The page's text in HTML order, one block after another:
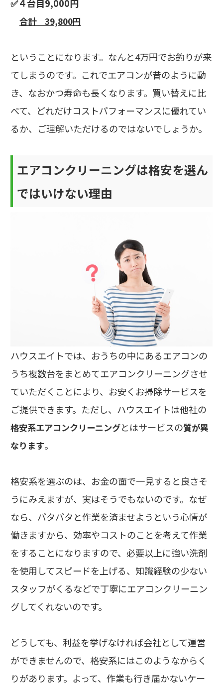
✅４台目9,000円
合計 39,800円
ということになります。なんと4万円でお釣りが来
てしまうのです。これでエアコンが昔のように動
き、なおかつ寿命も長くなります。買い替えに比
べて、どれだけコストパフォーマンスに優れてい
るか、ご理解いただけるのではないでしょうか。
エアコンクリーニングは格安を選ん
ではいけない理由
ハウスエイトでは、おうちの中にあるエアコンの
うち複数台をまとめてエアコンクリーニングさせ
ていただくことにより、お安くお掃除サービスを
ご提供できます。ただし、ハウスエイトは他社の
格安系エアコンクリーニングとはサービスの質が異
なります。
格安系を選ぶのは、お金の面で一見すると良さそ
うにみえますが、実はそうでもないのです。なぜ
なら、パタパタと作業を済ませようという心情が
働きますから、効率やコストのことを考えて作業
をすることになりますので、必要以上に強い洗剤
を使用してスピードを上げる、知識経験の少ない
スタッフがくるなどで丁寧にエアコンクリーニン
グしてくれないのです。
どうしても、利益を挙げなければ会社として運営
ができませんので、格安系にはこのようなからく
りがあります。よって、作業も行き届かないケー